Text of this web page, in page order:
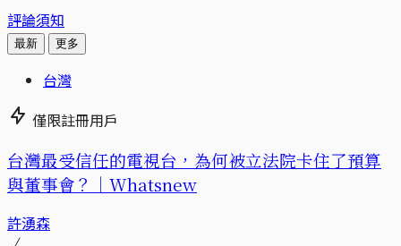
評論須知
最新 更多
台灣
僅限註冊用戶
台灣最受信任的電視台，為何被立法院卡住了預算
與董事會？｜Whatsnew
許湧森